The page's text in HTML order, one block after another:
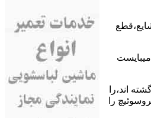
اند،را
را